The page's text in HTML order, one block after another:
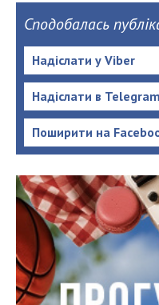
Сподобалась
Надіслати у Viber
Надіслати в Telegram
Поширити на